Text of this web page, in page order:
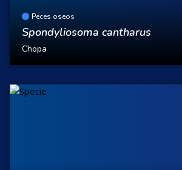
Peces oseos
Spondyliosoma cantharus
Chopa